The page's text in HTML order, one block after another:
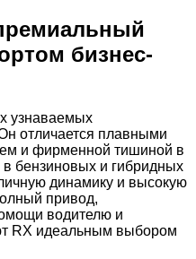
бизнес-
узнаваемых
отличается плавными
и фирменной тишиной в
бензиновых и гибридных
динамику и высокую
привод,
водителю и
RX идеальным выбором